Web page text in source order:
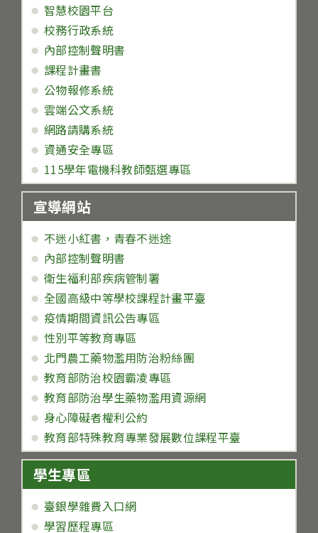
智慧校園平台
校務行政系統
內部控制聲明書
課程計畫書
公物報修系統
雲端公文系統
網路請購系統
資通安全專區
115學年電機科教師甄選專區
宣導網站
不迷小紅書，青春不迷途
內部控制聲明書
衛生福利部疾病管制署
全國高級中等學校課程計畫平臺
疫情期間資訊公告專區
性別平等教育專區
北門農工藥物濫用防治粉絲團
教育部防治校園霸凌專區
教育部防治學生藥物濫用資源網
身心障礙者權利公約
教育部特殊教育專業發展數位課程平臺
學生專區
臺銀學雜費入口網
學習歷程專區